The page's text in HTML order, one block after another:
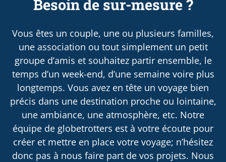
Besoin de sur-mesure ?
Vous êtes un couple, une ou plusieurs familles,
une association ou tout simplement un petit
groupe d’amis et souhaitez partir ensemble, le
temps d’un week-end, d’une semaine voire plus
longtemps. Vous avez en tête un voyage bien
précis dans une destination proche ou lointaine,
une ambiance, une atmosphère, etc. Notre
équipe de globetrotters est à votre écoute pour
créer et mettre en place votre voyage; n’hésitez
donc pas à nous faire part de vos projets. Nous